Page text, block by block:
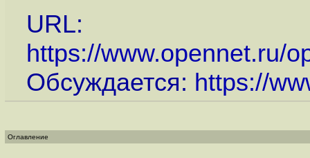
URL:
https://www.opennet.ru/
Обсуждается: https://
Оглавление